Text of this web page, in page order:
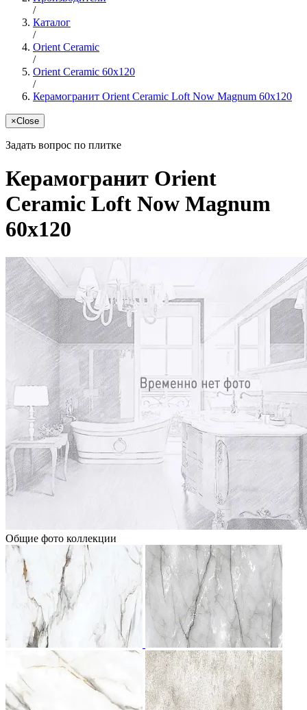
/
Каталог
/
Orient Ceramic
/
Orient Ceramic 60х120
/
Керамогранит Orient Ceramic Loft Now Magnum 60x120
×Close
Задать вопрос по плитке
Керамогранит Orient
Ceramic Loft Now Magnum
60x120
Общие фото коллекции